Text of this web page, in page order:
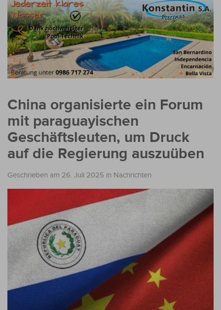
China organisierte ein Forum
mit paraguayischen
Geschäftsleuten, um Druck
auf die Regierung auszuüben
Geschrieben am 26. Juli 2025 in Nachrichten